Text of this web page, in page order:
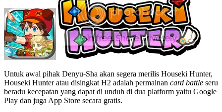
Untuk awal pihak Denyu-Sha akan segera merilis Houseki Hunter,
Houseki Hunter atau disingkat H2 adalah permainan card battle seru
beradu kecepatan yang dapat di unduh di dua platform yaitu Google
Play dan juga App Store secara gratis.